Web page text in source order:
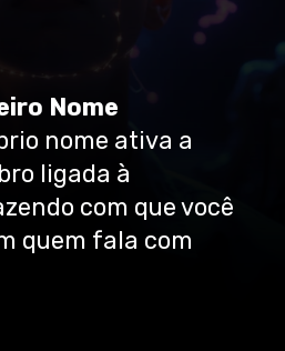
Nome
nome ativa a
ligada à
com que você
quem fala com